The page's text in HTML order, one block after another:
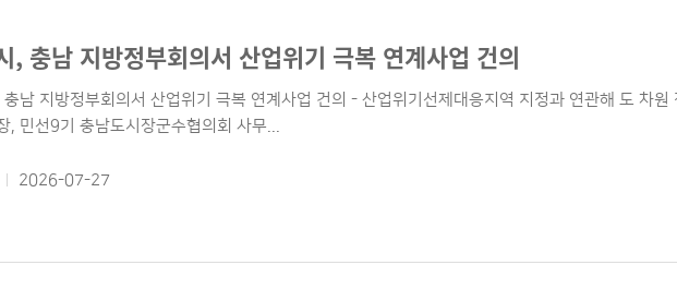
, 충남 지방정부회의서 산업위기 극복 연계사업 건의
충남 지방정부회의서 산업위기 극복 연계사업 건의 - 산업위기선제대응지역 지정과 연관해 도 차
, 민선9기 충남도시장군수협의회 사무...
2026-07-27